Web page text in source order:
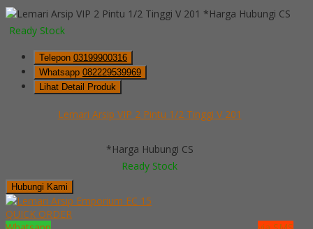
*Harga Hubungi CS
Ready Stock
Telepon 03199900316
Whatsapp 082229539969
Lihat Detail Produk
Lemari Arsip VIP 2 Pintu 1/2 Tinggi V 201
*Harga Hubungi CS
Ready Stock
Hubungi Kami
QUICK ORDER